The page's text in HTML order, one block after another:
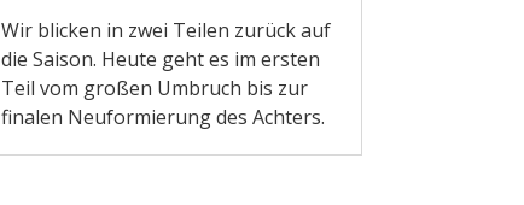
Wir blicken in zwei Teilen zurück auf
die Saison. Heute geht es im ersten
Teil vom großen Umbruch bis zur
finalen Neuformierung des Achters.